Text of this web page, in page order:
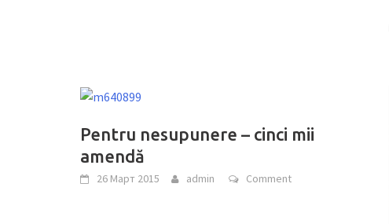
Pentru nesupunere – cinci mii
amendă
26 Март 2015 admin Comment